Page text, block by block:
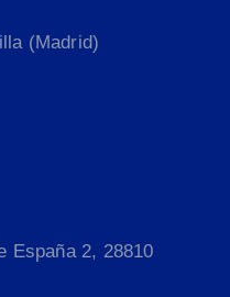
(Madrid)
España 2, 28810